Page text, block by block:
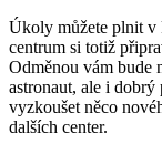
Úkoly můžete plnit v
centrum si totiž
Odměnou vám bude
astronaut, ale i dobrý
vyzkoušet něco
dalších center.